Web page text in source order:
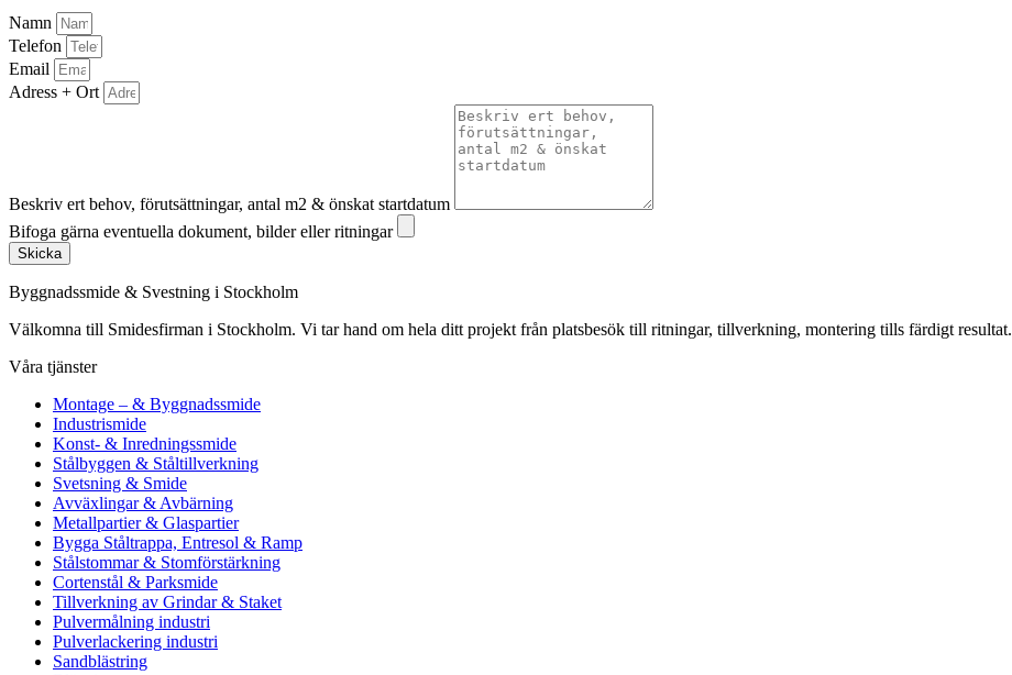
Namn
Telefon
Email
Adress + Ort
Beskriv ert behov, förutsättningar, antal m2 & önskat startdatum
Bifoga gärna eventuella dokument, bilder eller ritningar
Skicka
Byggnadssmide & Svestning i Stockholm
Välkomna till Smidesfirman i Stockholm. Vi tar hand om hela ditt projekt från platsbesök till ritningar, tillverkning, montering tills färdigt resultat.
Våra tjänster
Montage – & Byggnadssmide
Industrismide
Konst- & Inredningssmide
Stålbyggen & Ståltillverkning
Svetsning & Smide
Avväxlingar & Avbärning
Metallpartier & Glaspartier
Bygga Ståltrappa, Entresol & Ramp
Stålstommar & Stomförstärkning
Cortenstål & Parksmide
Tillverkning av Grindar & Staket
Pulvermålning industri
Pulverlackering industri
Sandblästring